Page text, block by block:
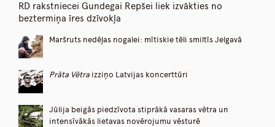
RD rakstniecei Gundegai Repšei liek izvākties no
beztermiņa īres dzīvokļa
Maršruts nedēļas nogalei: mītiskie tēli smiltīs Jelgavā
Prāta Vētra izziņo Latvijas koncerttūri
Jūlija beigās piedzīvota stiprākā vasaras vētra un
intensīvākās lietavas novērojumu vēsturē